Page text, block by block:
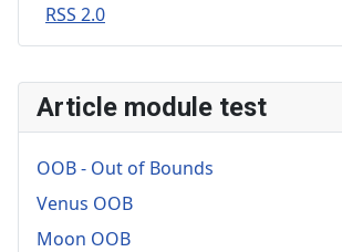
Article module test
OOB - Out of Bounds
Venus OOB
Moon OOB
RSS 2.0